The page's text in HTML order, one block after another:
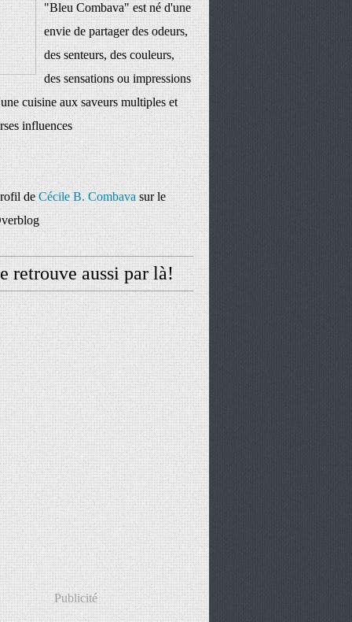
"Bleu Combava" est né d'une
envie de partager des odeurs,
des senteurs, des couleurs,
des sensations ou impressions
cuisine aux saveurs multiples et
influences
deCécile B. Combavasur le
retrouve aussi par là!
Publicité